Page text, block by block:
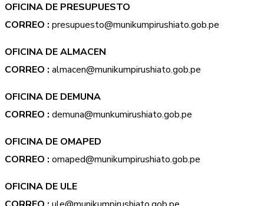
OFICINA DE PRESUPUESTO
CORREO : presupuesto@munikumpirushiato.gob.pe
OFICINA DE ALMACEN
CORREO : almacen@munikumpirushiato.gob.pe
OFICINA DE DEMUNA
CORREO : demuna@munkumirushiato.gob.pe
OFICINA DE OMAPED
CORREO : omaped@munikumpirushiato.gob.pe
OFICINA DE ULE